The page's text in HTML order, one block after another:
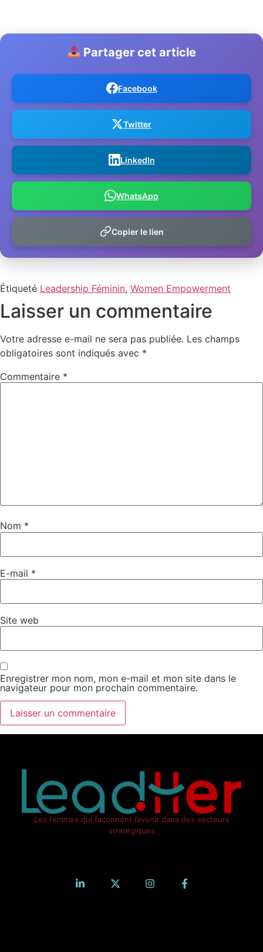
Partager cet article
Facebook
Twitter
LinkedIn
WhatsApp
Copier le lien
Étiqueté Leadership Féminin, Women Empowerment
Laisser un commentaire
Votre adresse e-mail ne sera pas publiée. Les champs
obligatoires sont indiqués avec *
Commentaire *
Nom *
E-mail *
Site web
Enregistrer mon nom, mon e-mail et mon site dans le
navigateur pour mon prochain commentaire.
Les femmes qui façonnent l’avenir dans des secteurs
stratégiques